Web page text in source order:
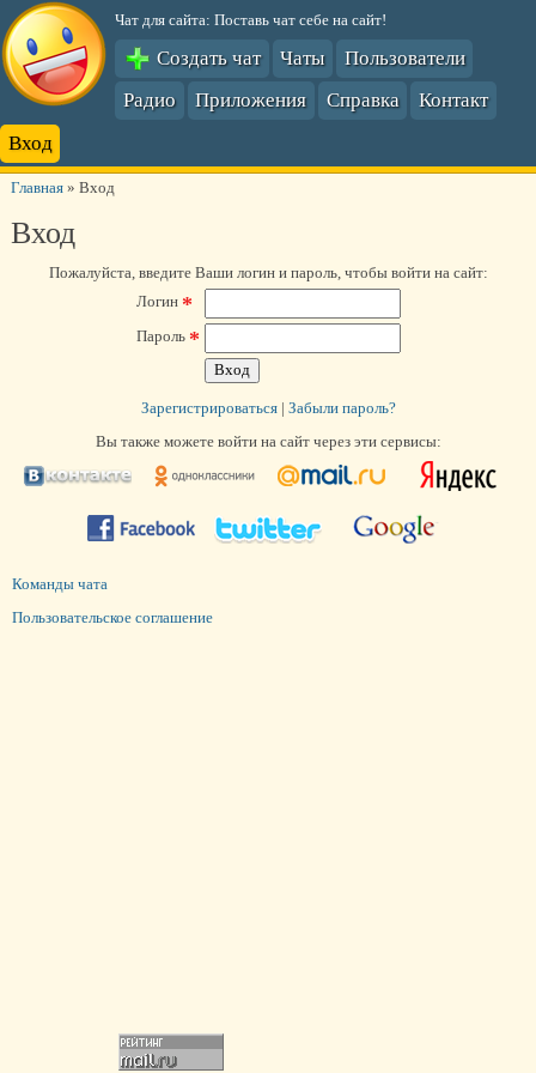
Чат для сайта: Поставь чат себе на сайт!
Создать чат Чаты
Пользователи
Радио
Приложения Справка
Контакт
Вход
Главная» Вход
Вход
Пожалуйста, введите Ваши логин и пароль, чтобы войти на сайт:
Логин *
Пароль *
Зарегистрироваться| Забыли пароль?
Вы также можете войти на сайт через эти сервисы:
Команды чата
Пользовательское соглашение